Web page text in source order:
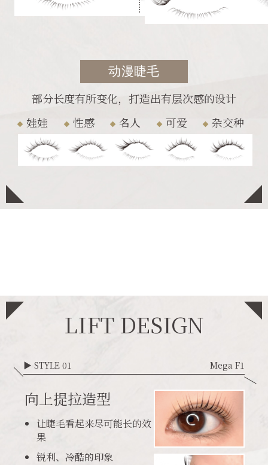
动漫睫毛
部分长度有所变化，打造出有层次感的设计
娃娃
性感 名人 可爱 杂交种
LIFT DESIGN
▶ STYLE 01 Mega F1
向上提拉造型
让睫毛看起来尽可能长的效
果
锐利、冷酷的印象